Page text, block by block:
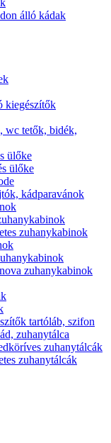
álló kádak
kiegészítők
wc tetők, bidék,
ülőke
ülőke
kádparavánok
zuhanykabinok
zuhanykabinok
tartóláb, szifon
zuhanytálca
zuhanytálcák
zuhanytálcák